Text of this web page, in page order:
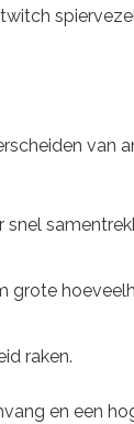
van
grote
raken.
en een